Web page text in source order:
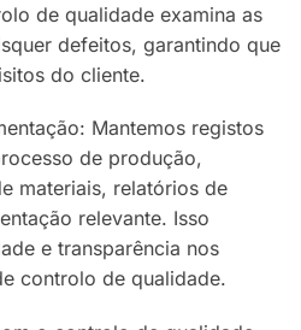
de qualidade examina as
defeitos, garantindo que
do cliente.
Mantemos registos
de produção,
materiais, relatórios de
relevante. Isso
e transparência nos
controlo de qualidade.